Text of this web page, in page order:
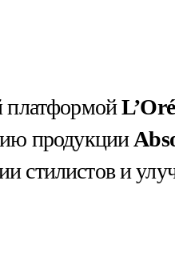
платформой
продукции
стилистов и